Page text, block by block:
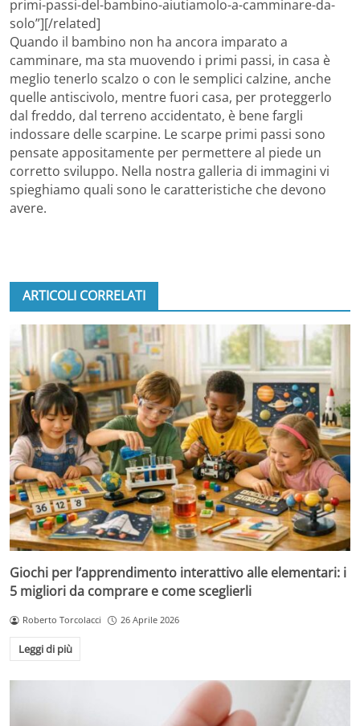
primi-passi-del-bambino-aiutiamolo-a-camminare-da-
solo”][/related]
Quando il bambino non ha ancora imparato a
camminare, ma sta muovendo i primi passi, in casa è
meglio tenerlo scalzo o con le semplici calzine, anche
quelle antiscivolo, mentre fuori casa, per proteggerlo
dal freddo, dal terreno accidentato, è bene fargli
indossare delle scarpine. Le scarpe primi passi sono
pensate appositamente per permettere al piede un
corretto sviluppo. Nella nostra galleria di immagini vi
spieghiamo quali sono le caratteristiche che devono
avere.
ARTICOLI CORRELATI
Giochi per l’apprendimento interattivo alle elementari: i
5 migliori da comprare e come sceglierli
Roberto Torcolacci 26 Aprile 2026
Leggi di più